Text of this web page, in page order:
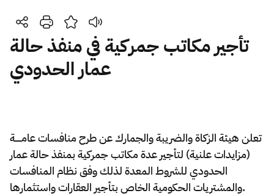
Search
Search Search AI
Zakat Customs VAT
Tax Declaration
Real Estate Transactions
تأجير مكاتب جمركية في منفذ حالة
عمار الحدودي
تعلن هيئة الزكاة والضريبة والجمارك عن طرح منافسات عامـــــة
(مزايدات علنية) لتأجير عدة مكاتب جمركية بمنفذ حالة عمار
الحدودي للشروط المعدة لذلك وفق نظام المنافسات
والمشتريات الحكومية الخاص بتأجير العقارات واستثمارها.